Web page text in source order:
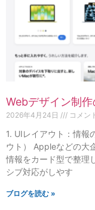
Webデザイン制
2026年4月24日 コメン
1. UIレイアウト：情報
ウト） Appleなどの大
情報をカード型で整理
シブ対応がしやす
ブログを読む »